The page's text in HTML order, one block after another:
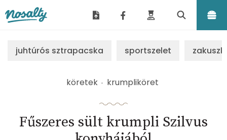
juhtúrós sztrapacska sportszelet
köretek krumpliköret
Fűszeres sült krumpli Szilvus